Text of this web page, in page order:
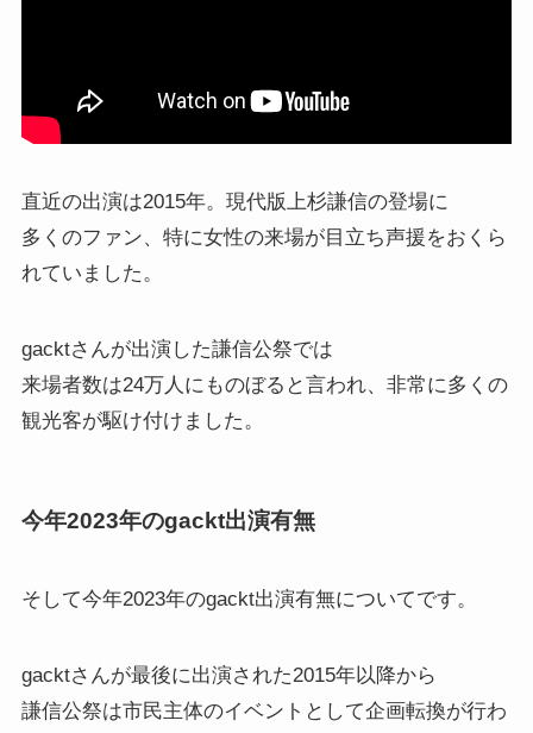
直近の出演は2015年。現代版上杉謙信の登場に
多くのファン、特に女性の来場が目立ち声援をおくら
れていました。
gacktさんが出演した謙信公祭では
来場者数は24万人にものぼると言われ、非常に多くの
観光客が駆け付けました。
今年2023年のgackt出演有無
そして今年2023年のgackt出演有無についてです。
gacktさんが最後に出演された2015年以降から
謙信公祭は市民主体のイベントとして企画転換が行わ